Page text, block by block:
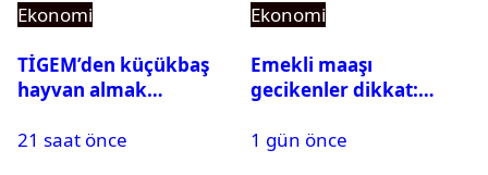
Ekonomi
TİGEM’den küçükbaş
hayvan almak
350 küçükbaş hayvan
21 saat önce
Ekonomi
Emekli maaşı
gecikenler dikkat:
maaşı için emsal faiz
1 gün önce